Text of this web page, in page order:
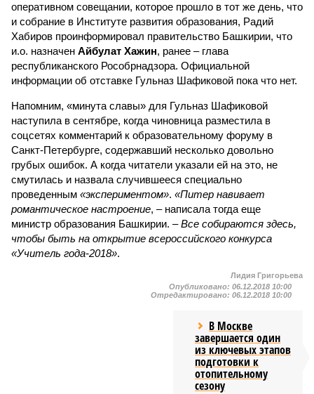
оперативном совещании, которое прошло в тот же день, что
и собрание в Институте развития образования, Радий
Хабиров проинформировал правительство Башкирии, что
и.о. назначен Айбулат Хажин, ранее – глава
республиканского Рособрнадзора. Официальной
информации об отставке Гульназ Шафиковой пока что нет.
Напомним, «минута славы» для Гульназ Шафиковой
наступила в сентябре, когда чиновница разместила в
соцсетях комментарий к образовательному форуму в
Санкт-Петербурге, содержавший несколько довольно
грубых ошибок. А когда читатели указали ей на это, не
смутилась и назвала случившееся специально
проведенным «экспериментом». «Питер навивает
романтическое настроение, – написала тогда еще
министр образования Башкирии. –Все собираются здесь,
чтобы быть на открытие всероссийского конкурса
«Учитель года-2018».
Лидия Григорьева
Опубликовано: 06.12.2018 10:00
Отредактировано: 06.12.2018 10:00
В Москве
завершается один
из ключевых этапов
подготовки к
отопительному
сезону